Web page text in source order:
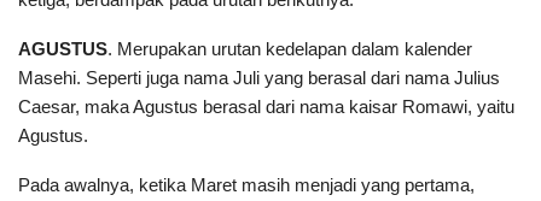
AGUSTUS. Merupakan urutan kedelapan dalam kalender
Masehi. Seperti juga nama Juli yang berasal dari nama Julius
Caesar, maka Agustus berasal dari nama kaisar Romawi, yaitu
Agustus.
Pada awalnya, ketika Maret masih menjadi yang pertama,